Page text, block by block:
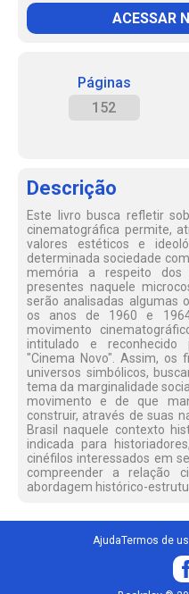
ACESSAR
Páginas
152
Descrição
Este livro busca refletir
cinematográfica permite,
valores estéticos e
determinada sociedade
memória a respeito dos
presentes naquele
serão analisadas algumas
os anos de 1960 e
movimento
intitulado e reconhecido
"Cinema Novo". Assim, os
universos simbólicos,
tema da marginalidade
movimento e de que
construir, através de suas
Brasil naquele contexto
indicada para
cinéfilos interessados em
compreender a relação
abordagem histórico-
AjudaTermos de